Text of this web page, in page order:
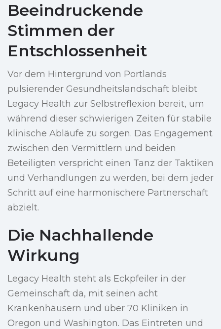
Beeindruckende
Stimmen der
Entschlossenheit
Vor dem Hintergrund von Portlands
pulsierender Gesundheitslandschaft bleibt
Legacy Health zur Selbstreflexion bereit, um
während dieser schwierigen Zeiten für stabile
klinische Abläufe zu sorgen. Das Engagement
zwischen den Vermittlern und beiden
Beteiligten verspricht einen Tanz der Taktiken
und Verhandlungen zu werden, bei dem jeder
Schritt auf eine harmonischere Partnerschaft
abzielt.
Die Nachhallende
Wirkung
Legacy Health steht als Eckpfeiler in der
Gemeinschaft da, mit seinen acht
Krankenhäusern und über 70 Kliniken in
Oregon und Washington. Das Eintreten und